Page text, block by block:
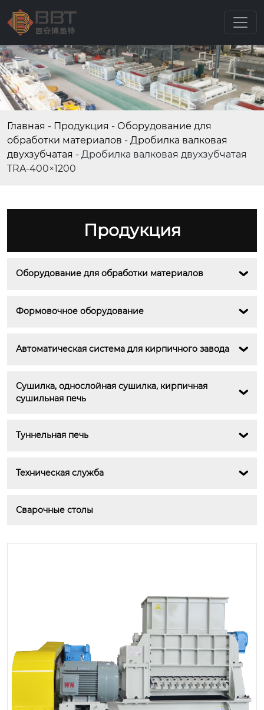
Главная - Продукция - Оборудование для
обработки материалов - Дробилка валковая
двухзубчатая - Дробилка валковая двухзубчатая
TRA-400×1200
Продукция
Оборудование для обработки материалов 
Формовочное оборудование 
Автоматическая система для кирпичного завода 
Сушилка, однослойная сушилка, кирпичная
сушильная печь

Туннельная печь 
Техническая служба 
Сварочные столы